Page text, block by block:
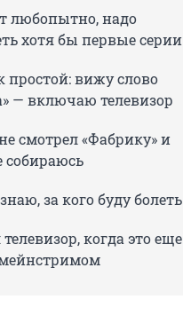
любопытно, надо
хотя бы первые серии
простой: вижу слово
— включаю телевизор
смотрел «Фабрику» и
собираюсь
за кого буду болеть
когда это еще